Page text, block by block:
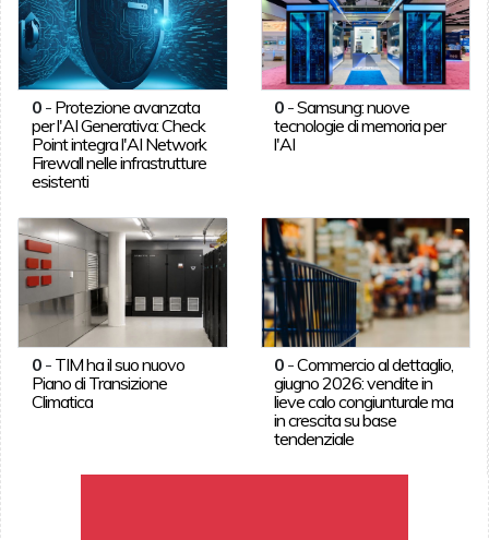
0- Protezione avanzata
per l'AI Generativa: Check
Point integra l'AI Network
Firewall nelle infrastrutture
esistenti
0 -Samsung: nuove
tecnologie di memoria per
l'AI
0- TIM ha il suo nuovo
Piano di Transizione
Climatica
0 -Commercio al dettaglio,
giugno 2026: vendite in
lieve calo congiunturale ma
in crescita su base
tendenziale